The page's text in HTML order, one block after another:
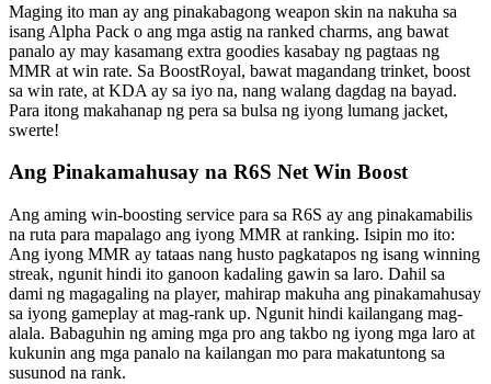
Maging ito man ay ang pinakabagong weapon skin na nakuha sa
isang Alpha Pack o ang mga astig na ranked charms, ang bawat
panalo ay may kasamang extra goodies kasabay ng pagtaas ng
MMR at win rate. Sa BoostRoyal, bawat magandang trinket, boost
sa win rate, at KDA ay sa iyo na, nang walang dagdag na bayad.
Para itong makahanap ng pera sa bulsa ng iyong lumang jacket,
swerte!
Ang Pinakamahusay na R6S Net Win Boost
Ang aming win-boosting service para sa R6S ay ang pinakamabilis
na ruta para mapalago ang iyong MMR at ranking. Isipin mo ito:
Ang iyong MMR ay tataas nang husto pagkatapos ng isang winning
streak, ngunit hindi ito ganoon kadaling gawin sa laro. Dahil sa
dami ng magagaling na player, mahirap makuha ang pinakamahusay
sa iyong gameplay at mag-rank up. Ngunit hindi kailangang mag-
alala. Babaguhin ng aming mga pro ang takbo ng iyong mga laro at
kukunin ang mga panalo na kailangan mo para makatuntong sa
susunod na rank.